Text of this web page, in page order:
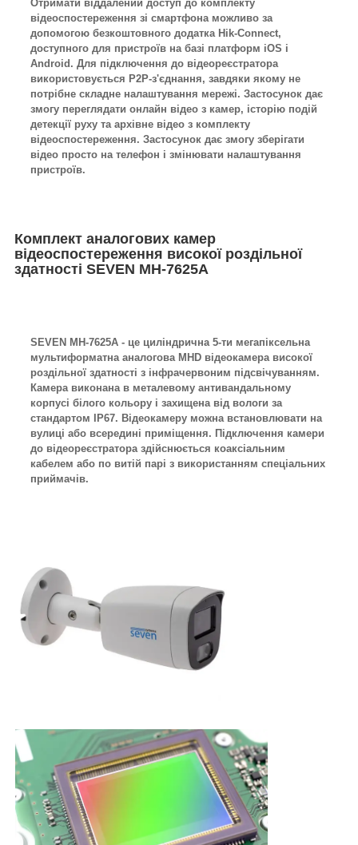
Отримати віддалений доступ до комплекту
відеоспостереження зі смартфона можливо за
допомогою безкоштовного додатка Hik-Connect,
доступного для пристроїв на базі платформ iOS і
Android. Для підключення до відеореєстратора
використовується P2P-з'єднання, завдяки якому не
потрібне складне налаштування мережі. Застосунок дає
змогу переглядати онлайн відео з камер, історію подій
детекції руху та архівне відео з комплекту
відеоспостереження. Застосунок дає змогу зберігати
відео просто на телефон і змінювати налаштування
пристроїв.
Комплект аналогових камер
відеоспостереження високої роздільної
здатності SEVEN MH-7625A
SEVEN MH-7625A - це циліндрична 5-ти мегапіксельна
мультиформатна аналогова MHD відеокамера високої
роздільної здатності з інфрачервоним підсвічуванням.
Камера виконана в металевому антивандальному
корпусі білого кольору і захищена від вологи за
стандартом IP67. Відеокамеру можна встановлювати на
вулиці або всередині приміщення. Підключення камери
до відеореєстратора здійснюється коаксіальним
кабелем або по витій парі з використанням спеціальних
приймачів.